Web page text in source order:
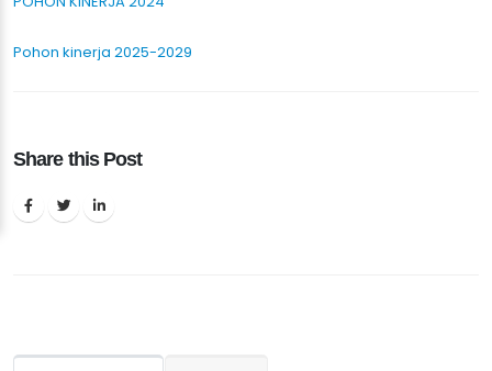
Pohon kinerja 2025-2029
Share this Post